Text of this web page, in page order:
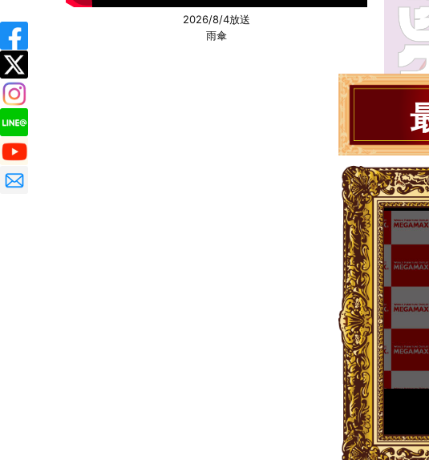
2026/8/4放送
雨傘